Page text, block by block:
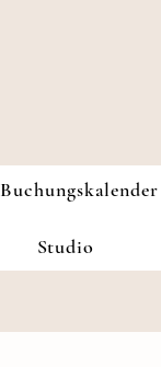
Buchungskalender
Studio